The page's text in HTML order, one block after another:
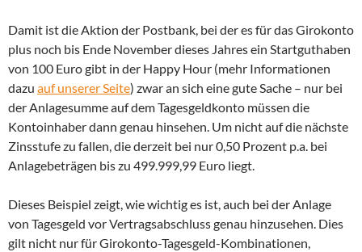
Damit ist die Aktion der Postbank, bei der es für das Girokonto
plus noch bis Ende November dieses Jahres ein Startguthaben
von 100 Euro gibt in der Happy Hour (mehr Informationen
dazu auf unserer Seite) zwar an sich eine gute Sache – nur bei
der Anlagesumme auf dem Tagesgeldkonto müssen die
Kontoinhaber dann genau hinsehen. Um nicht auf die nächste
Zinsstufe zu fallen, die derzeit bei nur 0,50 Prozent p.a. bei
Anlagebeträgen bis zu 499.999,99 Euro liegt.
Dieses Beispiel zeigt, wie wichtig es ist, auch bei der Anlage
von Tagesgeld vor Vertragsabschluss genau hinzusehen. Dies
gilt nicht nur für Girokonto-Tagesgeld-Kombinationen,